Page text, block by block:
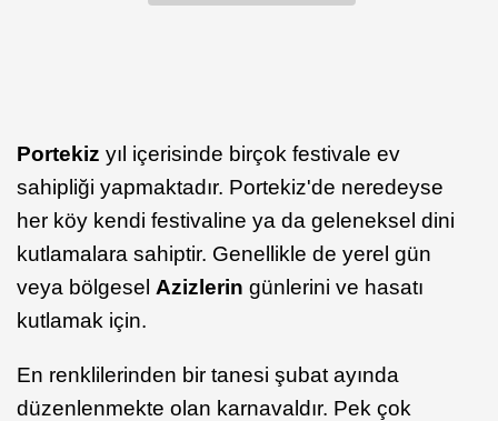
Portekiz yıl içerisinde birçok festivale ev
sahipliği yapmaktadır. Portekiz'de neredeyse
her köy kendi festivaline ya da geleneksel dini
kutlamalara sahiptir. Genellikle de yerel gün
veya bölgesel Azizlerin günlerini ve hasatı
kutlamak için.
En renklilerinden bir tanesi şubat ayında
düzenlenmekte olan karnavaldır. Pek çok